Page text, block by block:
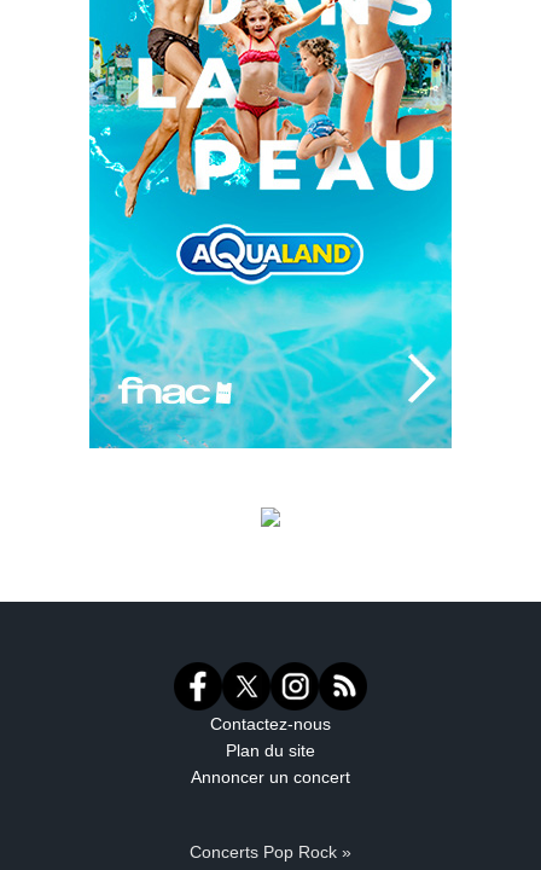
Contactez-nous
Plan du site
Annoncer un concert
Concerts Pop Rock »